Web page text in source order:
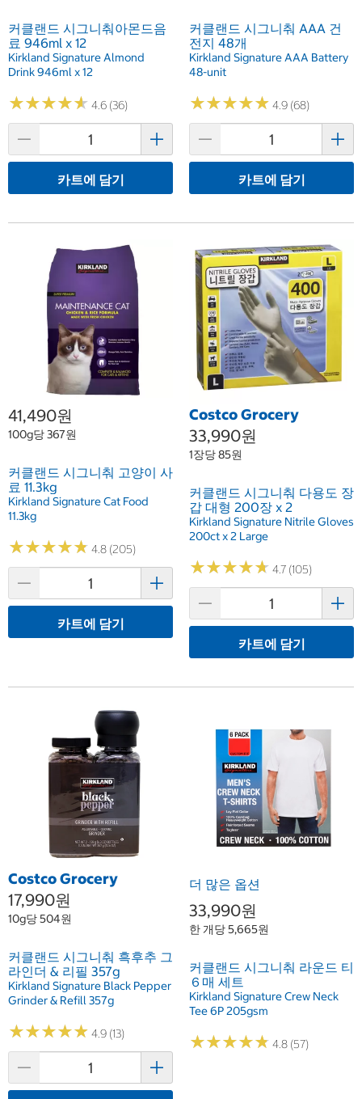
커클랜드 시그니춰아몬드음
료 946ml x 12
Kirkland Signature Almond
Drink 946ml x 12
★★★★★
★★★★★ 4.6 (36)
카트에 담기
커클랜드 시그니춰 AAA 건
전지 48개
Kirkland Signature AAA Battery
48-unit
★★★★★
★★★★★ 4.9 (68)
카트에 담기
41,490원
100g당 367원
커클랜드 시그니춰 고양이 사
료 11.3kg
Kirkland Signature Cat Food
11.3kg
★★★★★
★★★★★ 4.8 (205)
카트에 담기
Costco Grocery
33,990원
1장당 85원
커클랜드 시그니춰 다용도 장
갑 대형 200장 x 2
Kirkland Signature Nitrile Gloves
200ct x 2 Large
★★★★★
★★★★★ 4.7 (105)
카트에 담기
Costco Grocery
17,990원
10g당 504원
커클랜드 시그니춰 흑후추 그
라인더 & 리필 357g
Kirkland Signature Black Pepper
Grinder & Refill 357g
★★★★★
★★★★★ 4.9 (13)
더 많은 옵션
33,990원
한 개당 5,665원
커클랜드 시그니춰 라운드 티
６매 세트
Kirkland Signature Crew Neck
Tee 6P 205gsm
★★★★★
★★★★★ 4.8 (57)